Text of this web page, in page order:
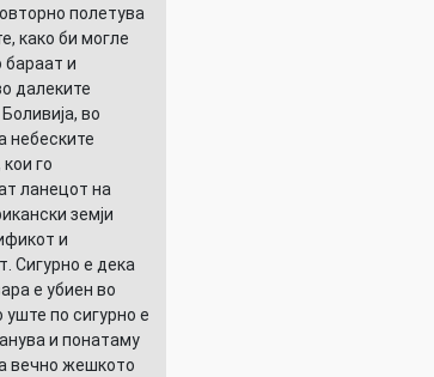
полетува
како би могле
бараат и
далеките
во
небеските
го
ланецот на
земји
и
Сигурно е дека
е убиен во
уште по сигурно е
и понатаму
вечно жешкото